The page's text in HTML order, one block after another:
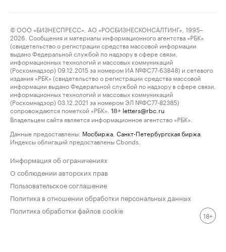
© ООО «БИЗНЕСПРЕСС», АО «РОСБИЗНЕСКОНСАЛТИНГ», 1995–
2026. Сообщения и материалы информационного агентства «РБК»
(свидетельство о регистрации средства массовой информации
выдано Федеральной службой по надзору в сфере связи,
информационных технологий и массовых коммуникаций
(Роскомнадзор) 09.12.2015 за номером ИА №ФС77-63848) и сетевого
издания «РБК» (свидетельство о регистрации средства массовой
информации выдано Федеральной службой по надзору в сфере связи,
информационных технологий и массовых коммуникаций
(Роскомнадзор) 03.12.2021 за номером ЭЛ №ФС77-82385)
сопровождаются пометкой «РБК».
18+ letters@rbc.ru
Владельцем сайта является информационное агентство «РБК».
Данные предоставлены: Мосбиржа Санкт-Петербургская биржа
Индексы облигаций предоставлены Cbonds.
Информация об ограничениях
О соблюдении авторских прав
Пользовательское соглашение
Политика в отношении обработки персональных данных
Политика обработки файлов cookie
18+